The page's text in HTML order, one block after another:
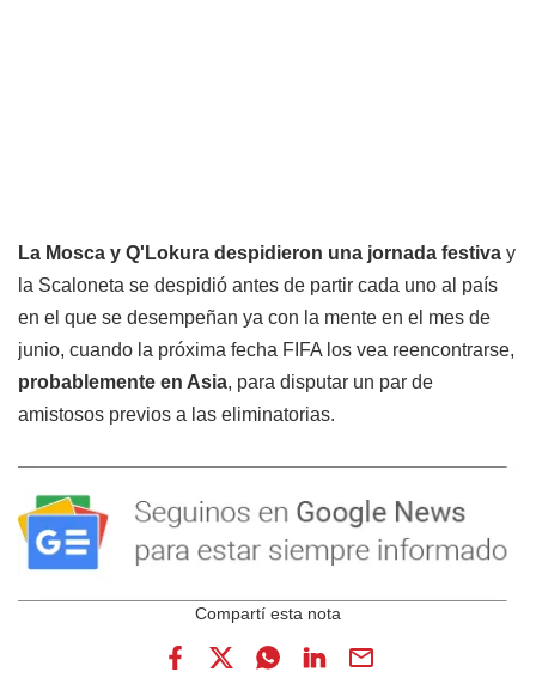
La Mosca y Q'Lokura despidieron una jornada festiva y
la Scaloneta se despidió antes de partir cada uno al país
en el que se desempeñan ya con la mente en el mes de
junio, cuando la próxima fecha FIFA los vea reencontrarse,
probablemente en Asia, para disputar un par de
amistosos previos a las eliminatorias.